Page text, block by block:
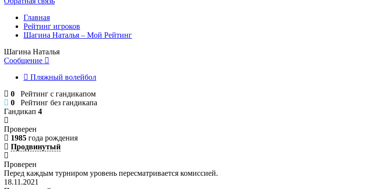
Главная
Рейтинг игроков
Шагина Наталья – Мой Рейтинг
Шагина Наталья
Сообщение
Пляжный волейбол
0 Рейтинг с гандикапом
0 Рейтинг без гандикапа
Гандикап 4
Проверен
1985 года рождения
Продвинутый
Проверен
Перед каждым турниром уровень пересматривается комиссией.
18.11.2021